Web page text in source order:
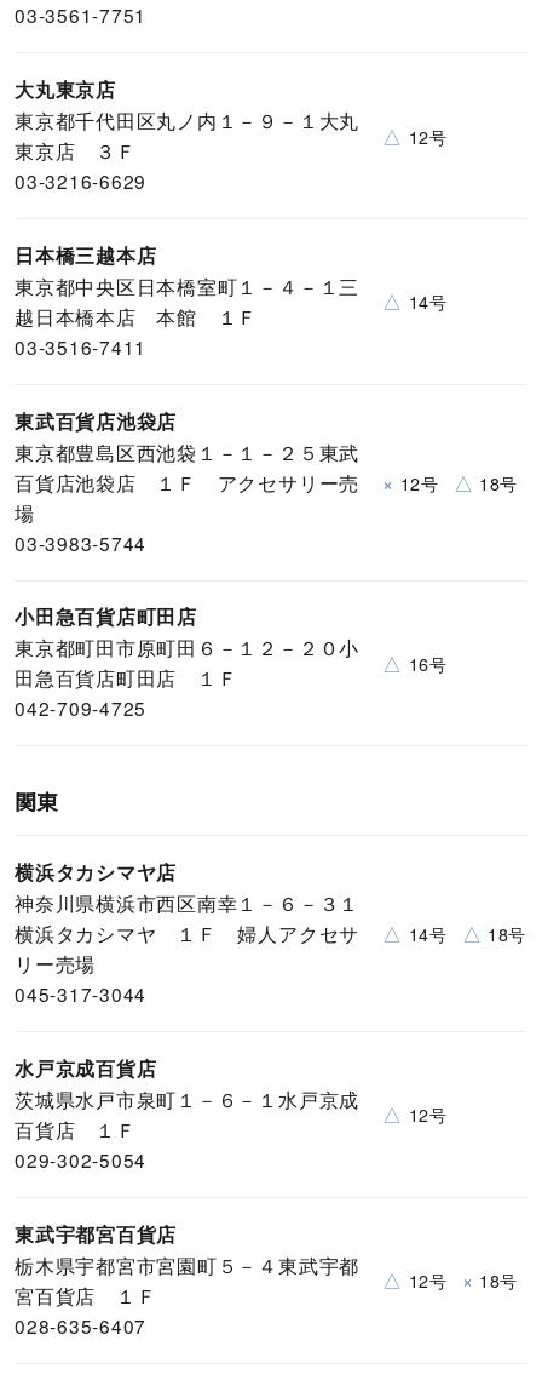
03-3561-7751
大丸東京店
東京都千代田区丸ノ内１－９－１大丸
東京店 ３Ｆ
03-3216-6629
△ 12号
日本橋三越本店
東京都中央区日本橋室町１－４－１三
越日本橋本店 本館 １Ｆ
03-3516-7411
△ 14号
東武百貨店池袋店
東京都豊島区西池袋１－１－２５東武
百貨店池袋店 １Ｆ アクセサリー売
場
03-3983-5744
× 12号 △ 18号
小田急百貨店町田店
東京都町田市原町田６－１２－２０小
田急百貨店町田店 １Ｆ
042-709-4725
△ 16号
関東
横浜タカシマヤ店
神奈川県横浜市西区南幸１－６－３１
横浜タカシマヤ １Ｆ 婦人アクセサ
リー売場
045-317-3044
△ 14号 △ 18号
水戸京成百貨店
茨城県水戸市泉町１－６－１水戸京成
百貨店 １Ｆ
029-302-5054
△ 12号
東武宇都宮百貨店
栃木県宇都宮市宮園町５－４東武宇都
宮百貨店 １Ｆ
028-635-6407
△ 12号 × 18号